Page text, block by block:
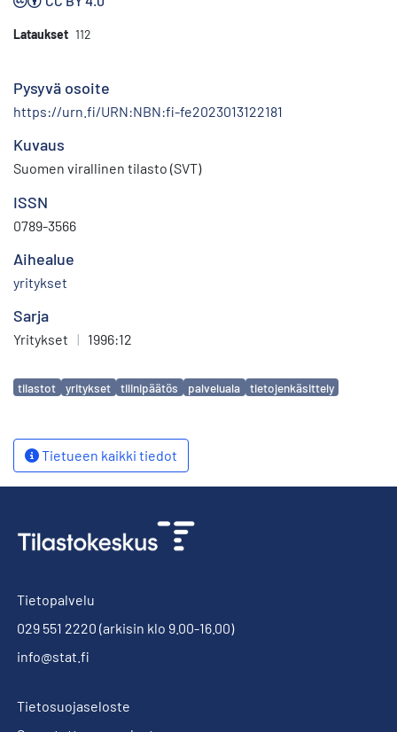
Lataukset 112
Pysyvä osoite
https://urn.fi/URN:NBN:fi-fe2023013122181
Kuvaus
Suomen virallinen tilasto (SVT)
ISSN
0789-3566
Aihealue
yritykset
Sarja
Yritykset | 1996:12
Avainsanat
tilastot yritykset tilinipäätös palveluala tietojenkäsittely
Tietueen kaikki tiedot
Tietopalvelu
029 551 2220 (arkisin klo 9.00-16.00)
info@stat.fi
Tietosuojaseloste